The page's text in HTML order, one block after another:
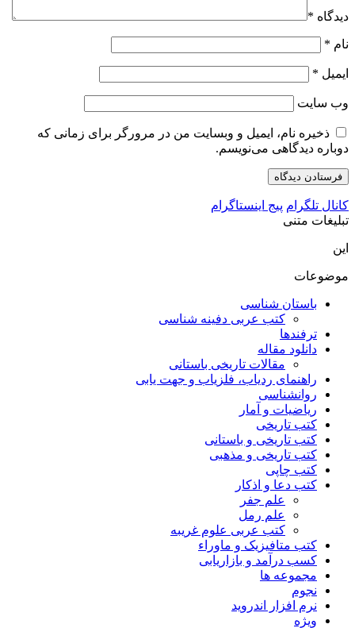
دیدگاه *
نام *
ایمیل *
وب‌ سایت
ذخیره نام، ایمیل و وبسایت من در مرورگر برای زمانی که
دوباره دیدگاهی می‌نویسم.
کانال تلگرام پیج اینستاگرام
تبلیغات متنی
این
موضوعات
باستان شناسی
کتب عربی دفینه شناسی
ترفندها
دانلود مقاله
مقالات تاریخی باستانی
راهنمای ردیاب، فلزیاب و جهت یابی
روانشناسی
ریاضیات و آمار
کتب تاریخی
کتب تاریخی و باستانی
کتب تاریخی و مذهبی
کتب چاپی
کتب دعا و اذکار
علم جفر
علم رمل
کتب عربی علوم غریبه
کتب متافیزیک و ماوراء
کسب درآمد و بازاریابی
مجموعه ها
نجوم
نرم افزار اندروید
ویژه